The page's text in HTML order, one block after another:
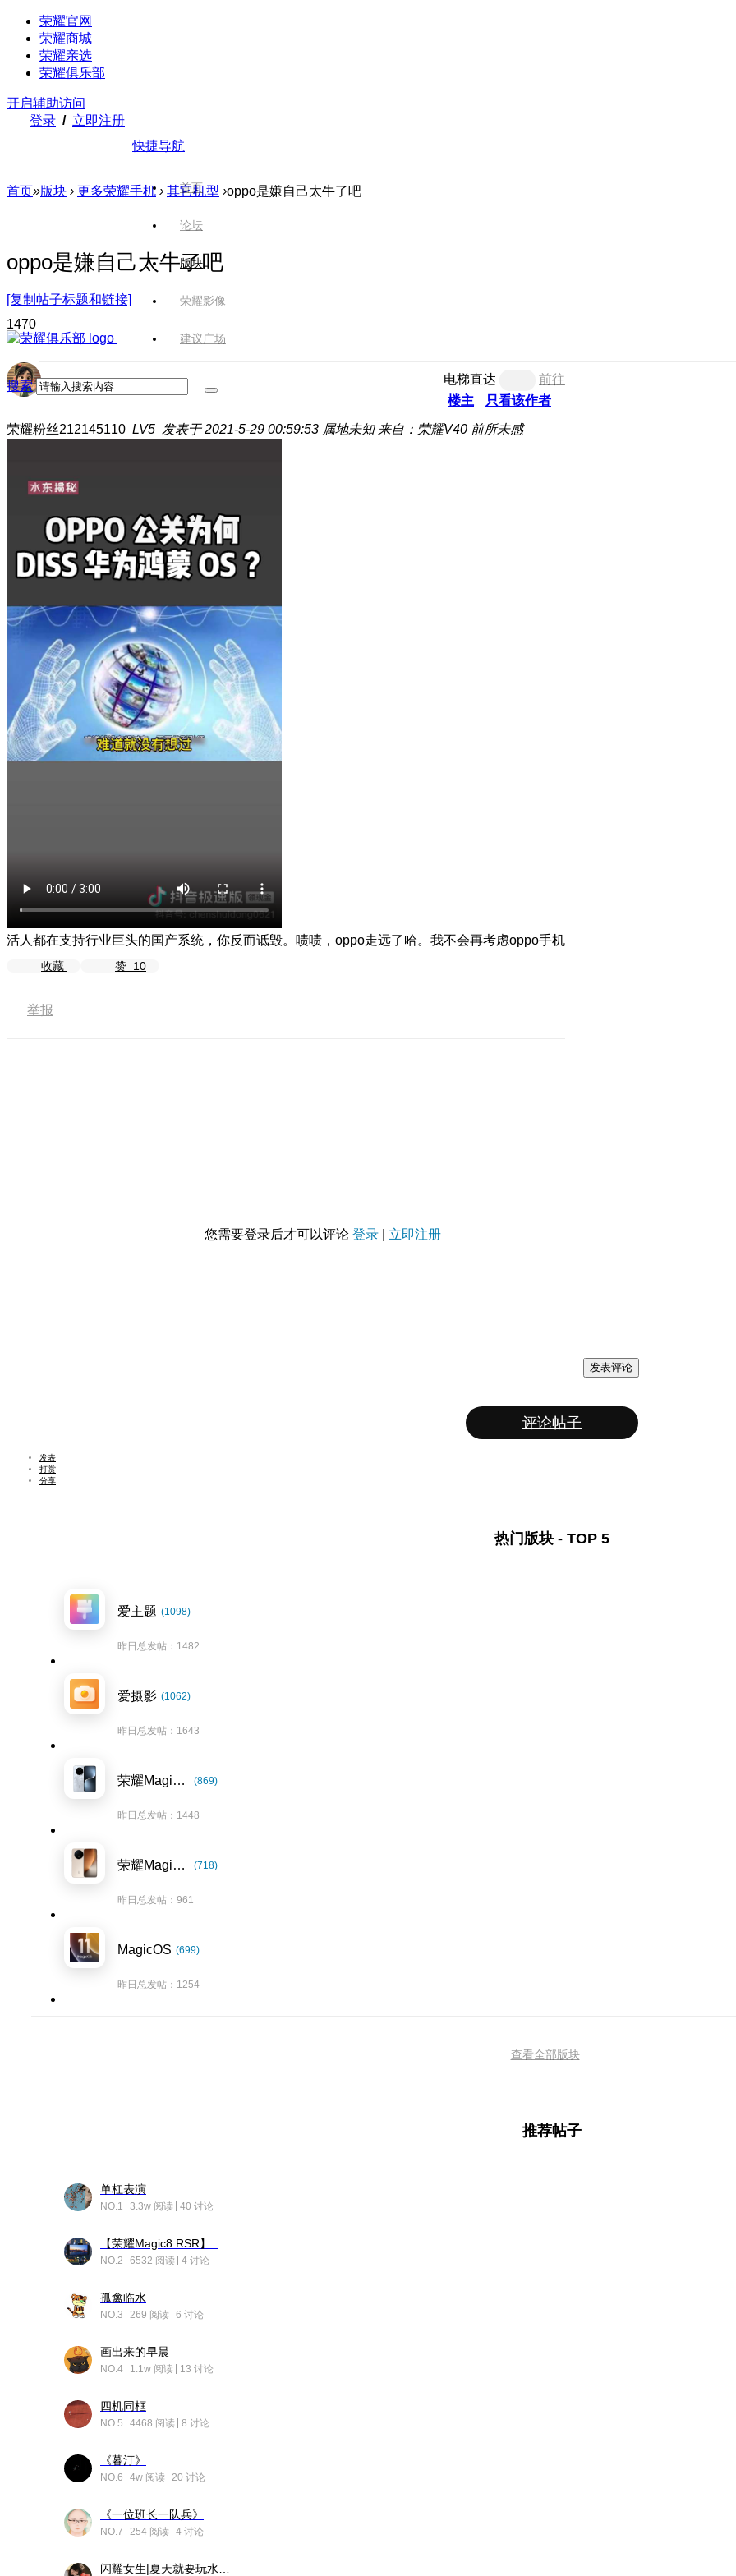
荣耀官网
荣耀商城
荣耀亲选
荣耀俱乐部
开启辅助访问
登录 / 立即注册
快捷导航
首页
论坛
版块
荣耀影像
建议广场
搜索
首页»版块 › 更多荣耀手机 › 其它机型 ›oppo是嫌自己太牛了吧
oppo是嫌自己太牛了吧
[复制帖子标题和链接]
1470
电梯直达
前往
楼主
只看该作者
荣耀粉丝212145110 LV5 发表于 2021-5-29 00:59:53 属地未知 来自：荣耀V40 前所未感
活人都在支持行业巨头的国产系统，你反而诋毁。啧啧，oppo走远了哈。我不会再考虑oppo手机
收藏 赞 10
举报
您需要登录后才可以评论 登录 立即注册
发表评论
评论帖子
发表
打赏
分享
热门版块 - TOP 5
爱主题 (1098)
昨日总发帖：1482
爱摄影 (1062)
昨日总发帖：1643
荣耀Magic7系列 (869)
昨日总发帖：1448
荣耀Magic8系列 (718)
昨日总发帖：961
MagicOS (699)
昨日总发帖：1254
查看全部版块
推荐帖子
单杠表演
NO.1 3.3w 阅读 40 讨论
NO.2 6532 阅读 4 讨论
孤禽临水
NO.3 269 阅读 6 讨论
画出来的早晨
NO.4 1.1w 阅读 13 讨论
四机同框
NO.5 4468 阅读 8 讨论
《暮汀》
NO.6 4w 阅读 20 讨论
《一位班长一队兵》
NO.7 254 阅读 4 讨论